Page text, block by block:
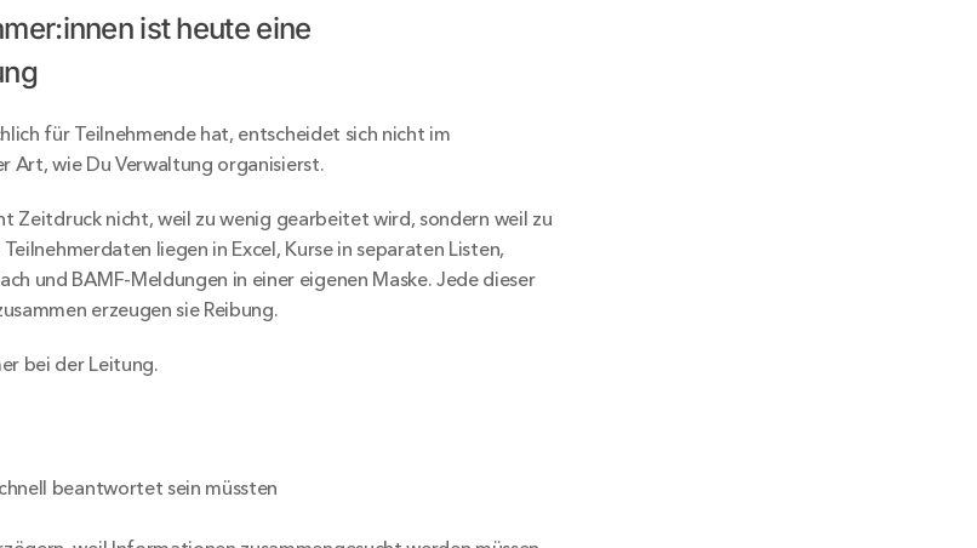
ist heute eine
für Teilnehmende hat, entscheidet sich nicht im
Art, wie Du Verwaltung organisierst.
Zeitdruck nicht, weil zu wenig gearbeitet wird, sondern weil zu
liegen in Excel, Kurse in separaten Listen,
und BAMF-Meldungen in einer eigenen Maske. Jede dieser
erzeugen sie Reibung.
bei der Leitung.
beantwortet sein müssten